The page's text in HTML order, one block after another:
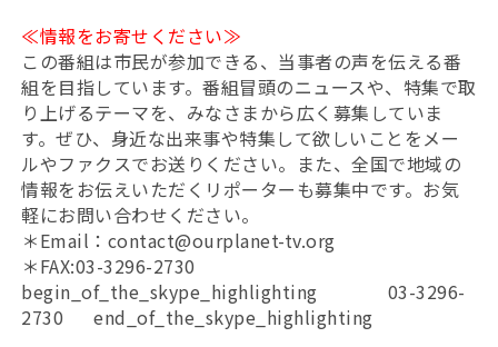
≪情報をお寄せください≫
この番組は市民が参加できる、当事者の声を伝える番
組を目指しています。番組冒頭のニュースや、特集で取
り上げるテーマを、みなさまから広く募集していま
す。ぜひ、身近な出来事や特集して欲しいことをメー
ルやファクスでお送りください。また、全国で地域の
情報をお伝えいただくリポーターも募集中です。お気
軽にお問い合わせください。
＊Email：contact@ourplanet-tv.org
＊FAX:03-3296-2730
begin_of_the_skype_highlighting 03-3296-
2730 end_of_the_skype_highlighting